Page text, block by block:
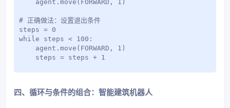
    agent.move(FORWARD, 1)
# 正确做法：设置退出条件
steps = 0
while steps < 100:
    agent.move(FORWARD, 1)
    steps = steps + 1
四、循环与条件的组合：智能建筑机器人